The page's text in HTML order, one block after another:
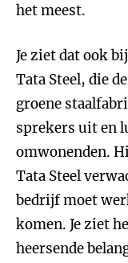
het meest.
Je ziet dat ook
Tata Steel, die
groene
sprekers uit en
omwonenden.
Tata Steel
bedrijf moet
komen. Je ziet
heersende